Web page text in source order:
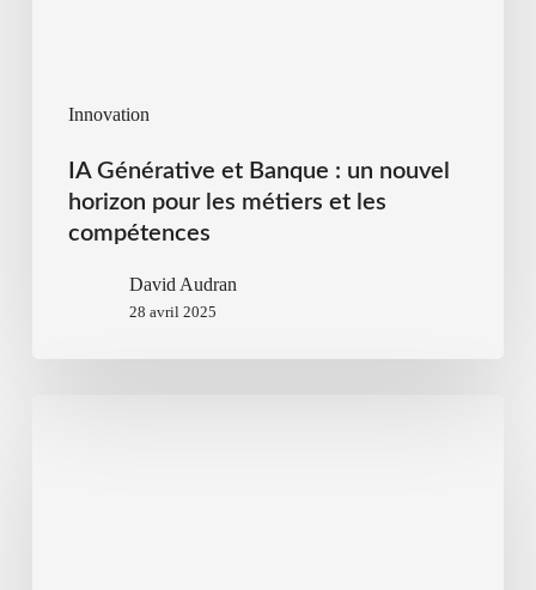
Innovation
IA Générative et Banque : un nouvel
horizon pour les métiers et les
compétences
David Audran
28 avril 2025